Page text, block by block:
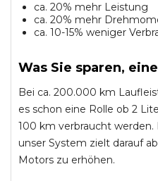
ca. 20% mehr Leistung
ca. 20% mehr
ca. 10-15% weniger
Was Sie sparen,
Bei ca. 200.000 km
es schon eine Rolle ob 2
100 km verbraucht
unser System zielt darauf
Motors zu erhöhen.